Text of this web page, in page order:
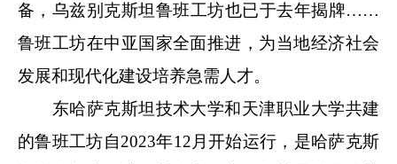
备，乌兹别克斯坦鲁班工坊也已于去年揭牌……
鲁班工坊在中亚国家全面推进，为当地经济社会
发展和现代化建设培养急需人才。
东哈萨克斯坦技术大学和天津职业大学共建
的鲁班工坊自2023年12月开始运行，是哈萨克斯